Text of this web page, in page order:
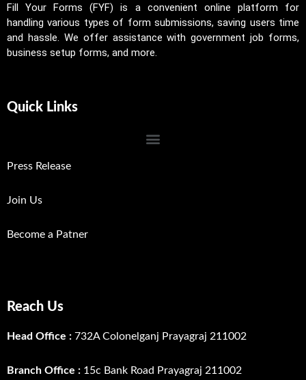
Fill Your Forms (FYF) is a convenient online platform for
handling various types of form submissions, saving users time
and hassle. We offer assistance with government job forms,
business setup forms, and more.
Quick Links
Press Release
Join Us
Become a Patner
Reach Us
Head Office : 732A Colonelganj Prayagraj 211002
Branch Office : 15c Bank Road Prayagraj 211002